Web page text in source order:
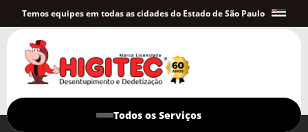
Temos equipes em todas as cidades do Estado de São Paulo
Todos os Serviços